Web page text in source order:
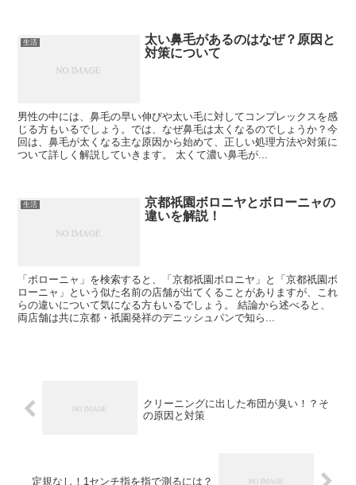
生活
太い鼻毛があるのはなぜ？原因と
対策について
男性の中には、鼻毛の早い伸びや太い毛に対してコンプレックスを感
じる方もいるでしょう。では、なぜ鼻毛は太くなるのでしょうか？今
回は、鼻毛が太くなる主な原因から始めて、正しい処理方法や対策に
ついて詳しく解説していきます。 太くて濃い鼻毛が...
生活
京都祇園ボロニヤとボローニャの
違いを解説！
「ボローニャ」を検索すると、「京都祇園ボロニヤ」と「京都祇園ボ
ローニャ」という似た名前の店舗が出てくることがありますが、これ
らの違いについて気になる方もいるでしょう。 結論から述べると、
両店舗は共に京都・祇園発祥のデニッシュパンで知ら...
クリーニングに出した布団が臭い！？そ
の原因と対策
定規なし！1センチ指を指で測るには？